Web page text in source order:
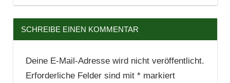
SCHREIBE EINEN KOMMENTAR
Deine E-Mail-Adresse wird nicht veröffentlicht.
Erforderliche Felder sind mit *markiert